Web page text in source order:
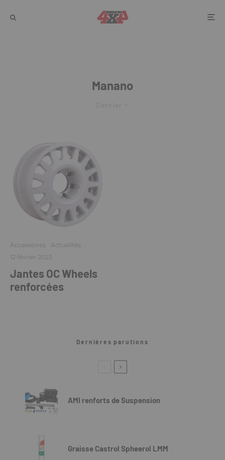
Manano
Accessoires Actualités ·
12 février 2023
Jantes OC Wheels
renforcées
Dernières parutions
AMI renforts de Suspension
Graisse Castrol Spheerol LMM